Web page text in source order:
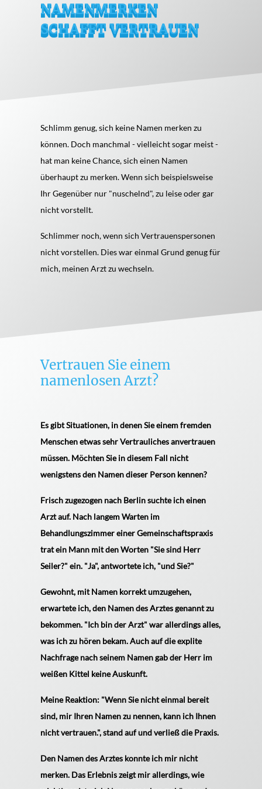
NAMENMERKEN
SCHAFFT VERTRAUEN
Schlimm genug, sich keine Namen merken zu
können. Doch manchmal - vielleicht sogar meist -
hat man keine Chance, sich einen Namen
überhaupt zu merken. Wenn sich beispielsweise
Ihr Gegenüber nur "nuschelnd", zu leise oder gar
nicht vorstellt.
Schlimmer noch, wenn sich Vertrauenspersonen
nicht vorstellen. Dies war einmal Grund genug für
mich, meinen Arzt zu wechseln.
Vertrauen Sie einem
namenlosen Arzt?
Es gibt Situationen, in denen Sie einem fremden
Menschen etwas sehr Vertrauliches anvertrauen
müssen. Möchten Sie in diesem Fall nicht
wenigstens den Namen dieser Person kennen?
Frisch zugezogen nach Berlin suchte ich einen
Arzt auf. Nach langem Warten im
Behandlungszimmer einer Gemeinschaftspraxis
trat ein Mann mit den Worten "Sie sind Herr
Seiler?" ein. "Ja", antwortete ich, "und Sie?"
Gewohnt, mit Namen korrekt umzugehen,
erwartete ich, den Namen des Arztes genannt zu
bekommen. "Ich bin der Arzt" war allerdings alles,
was ich zu hören bekam. Auch auf die explite
Nachfrage nach seinem Namen gab der Herr im
weißen Kittel keine Auskunft.
Meine Reaktion: "Wenn Sie nicht einmal bereit
sind, mir Ihren Namen zu nennen, kann ich Ihnen
nicht vertrauen.", stand auf und verließ die Praxis.
Den Namen des Arztes konnte ich mir nicht
merken. Das Erlebnis zeigt mir allerdings, wie